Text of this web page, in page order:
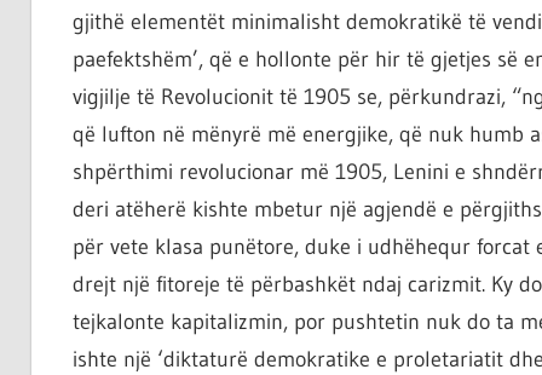
gjithë elementët minimalisht demokratikë të
paefektshëm’, që e hollonte për hir të gjetjes së
vigjilje të Revolucionit të 1905 se, përkundrazi,
që lufton në mënyrë më energjike, që nuk humb
shpërthimi revolucionar më 1905, Lenini e
deri atëherë kishte mbetur një agjendë e
për vete klasa punëtore, duke i udhëhequr
drejt një fitoreje të përbashkët ndaj carizmit. Ky
tejkalonte kapitalizmin, por pushtetin nuk do ta
ishte një ‘diktaturë demokratike e proletariatit